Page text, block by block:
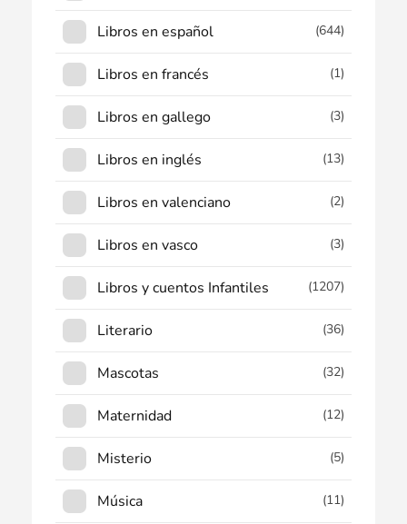
Libros en español (644)
Libros en francés (1)
Libros en gallego (3)
Libros en inglés (13)
Libros en valenciano (2)
Libros en vasco (3)
Libros y cuentos Infantiles (1207)
Literario (36)
Mascotas (32)
Maternidad (12)
Misterio (5)
Música (11)